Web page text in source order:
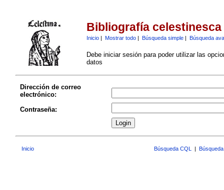
Bibliografía celestinesca
Inicio| Mostrar todo| Búsqueda simple| Búsqueda
Debe iniciar sesión para poder utilizar las
datos
Dirección de correo
electrónico:
Contraseña:
Inicio Búsqueda CQL |